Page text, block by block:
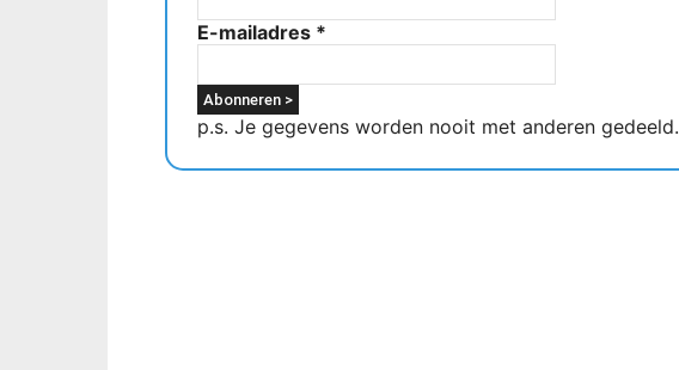
E-mailadres *
p.s. Je gegevens worden nooit met anderen gedeeld.